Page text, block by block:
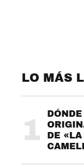
LO MÁS
1
DE